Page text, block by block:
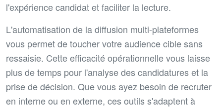
l'expérience candidat et faciliter la lecture.
L'automatisation de la diffusion multi-plateformes
vous permet de toucher votre audience cible sans
ressaisie. Cette efficacité opérationnelle vous laisse
plus de temps pour l'analyse des candidatures et la
prise de décision. Que vous ayez besoin de recruter
en interne ou en externe, ces outils s'adaptent à